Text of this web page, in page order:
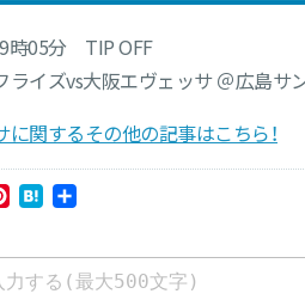
時05分 TIP OFF
ライズvs大阪エヴェッサ ＠広島サ
関するその他の記事はこちら！
Pinterest
Hatena